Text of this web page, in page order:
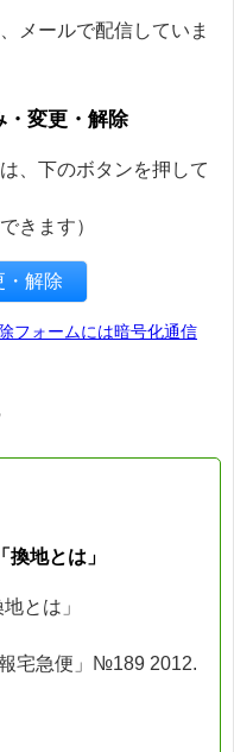
メールで配信していま
・変更・解除
、下のボタンを押して
きます）
・解除
フォームには暗号化通信
地とは」
とは」
宅急便」№189 2012.